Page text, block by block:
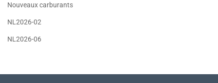
Nouveaux carburants
NL2026-02
NL2026-06